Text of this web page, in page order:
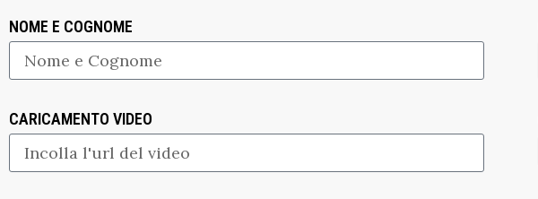
NOME E COGNOME
CARICAMENTO VIDEO